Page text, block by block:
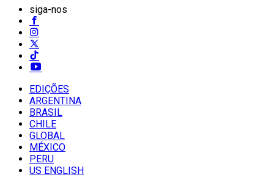
siga-nos
EDIÇÕES
ARGENTINA
BRASIL
CHILE
GLOBAL
MÉXICO
PERU
US ENGLISH